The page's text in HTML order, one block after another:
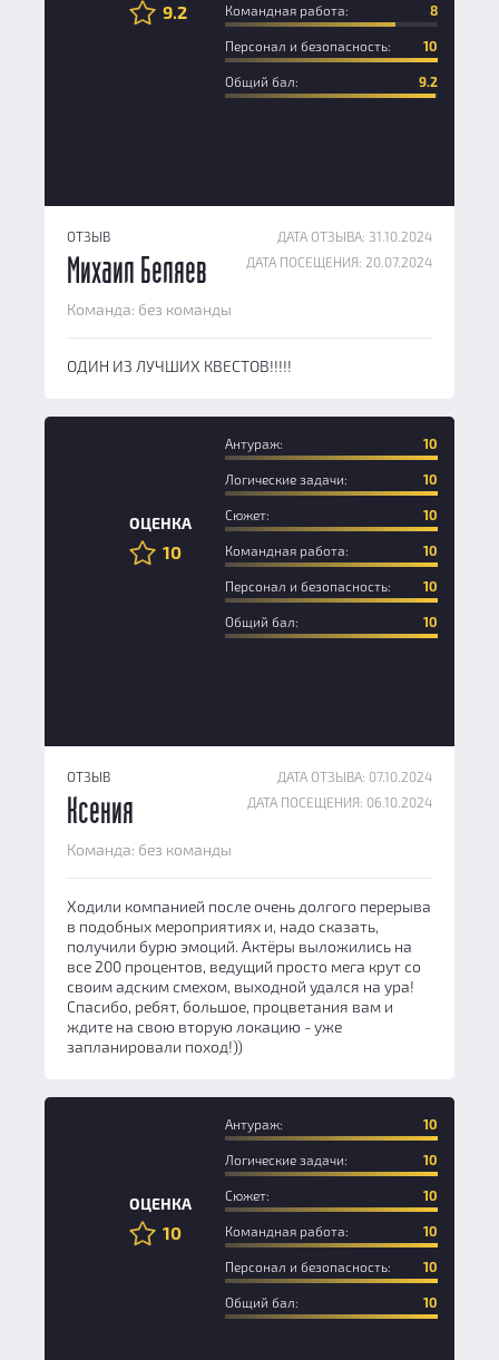
9.2 Командная работа: 8
Персонал и безопасность: 10
Общий бал: 9.2
ОТЗЫВ
ДАТА ОТЗЫВА: 31.10.2024
ДАТА ПОСЕЩЕНИЯ: 20.07.2024
Михаил Беляев
Команда: без команды
ОДИН ИЗ ЛУЧШИХ КВЕСТОВ!!!!!
ОЦЕНКА
10
Антураж: 10
Логические задачи: 10
Сюжет: 10
Командная работа: 10
Персонал и безопасность: 10
Общий бал: 10
ОТЗЫВ
ДАТА ОТЗЫВА: 07.10.2024
ДАТА ПОСЕЩЕНИЯ: 06.10.2024
Ксения
Команда: без команды
Ходили компанией после очень долгого перерыва
в подобных мероприятиях и, надо сказать,
получили бурю эмоций. Актёры выложились на
все 200 процентов, ведущий просто мега крут со
своим адским смехом, выходной удался на ура!
Спасибо, ребят, большое, процветания вам и
ждите на свою вторую локацию - уже
запланировали поход!))
ОЦЕНКА
10
Антураж: 10
Логические задачи: 10
Сюжет: 10
Командная работа: 10
Персонал и безопасность: 10
Общий бал: 10